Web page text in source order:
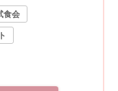
食会